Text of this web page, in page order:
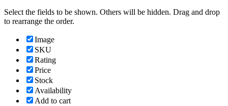
Select the fields to be shown. Others will be hidden. Drag and drop
to rearrange the order.
Image
SKU
Rating
Price
Stock
Availability
Add to cart